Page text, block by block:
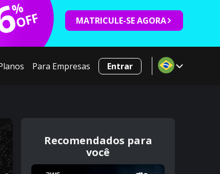
%
OFF MATRICULE-SE AGORA
Para Empresas Entrar
Recomendados para
você